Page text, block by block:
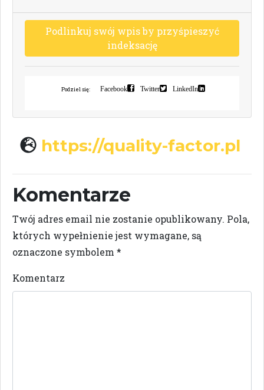
Podlinkuj swój wpisby przyśpieszyć
indeksację
Podziel się: Facebook Twitter LinkedIn
https://quality-factor.pl
Komentarze
Twój adres email nie zostanie opublikowany. Pola,
których wypełnienie jest wymagane, są
oznaczone symbolem *
Komentarz